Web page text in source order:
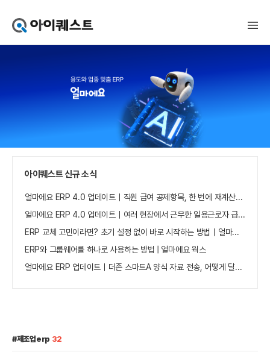
퀘
얼
마
가
기
아이퀘스트 신규 소식
얼마에요 ERP 4.0 업데이트｜직원 급여 공제항목, 한 번에 재계산하세요
얼마에요 ERP 4.0 업데이트｜여러 현장에서 근무한 일용근로자 급여, 현장별로 선택 수집하세요
ERP 교체 고민이라면? 초기 설정 없이 바로 시작하는 방법｜얼마에요 ERP
ERP와 그룹웨어를 하나로 사용하는 방법 | 얼마에요 웍스
얼마에요 ERP 업데이트｜더존 스마트A 양식 자료 전송, 어떻게 달라졌나요?
제조업erp 32